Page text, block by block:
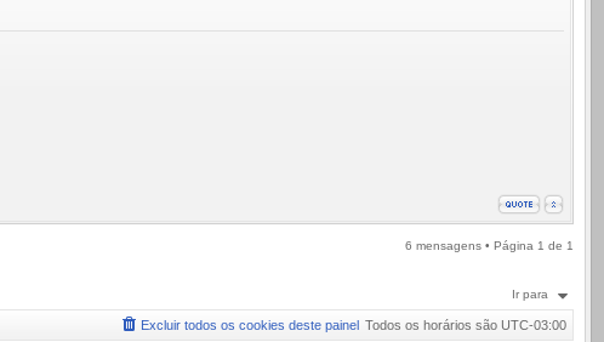
6 mensagens • Página 1 de 1
Ir para
Todos os horários são UTC-03:00
Excluir todos os cookies deste painel